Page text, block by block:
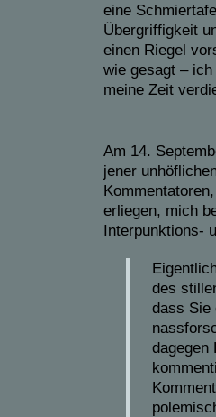
eine
Übergriffigkeit
einen Riegel
wie gesagt –
meine Zeit
Am 14.
jener
Kommentatoren,
erliegen, mich
Interpunktions-
des
dass Sie
dagegen